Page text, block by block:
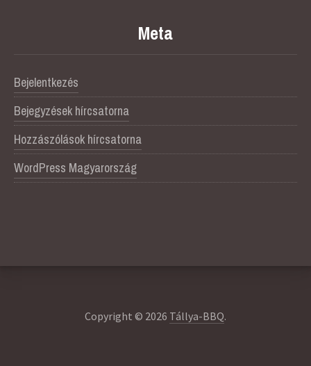
Meta
Bejelentkezés
Bejegyzések hírcsatorna
Hozzászólások hírcsatorna
WordPress Magyarország
Copyright © 2026 Tállya-BBQ.